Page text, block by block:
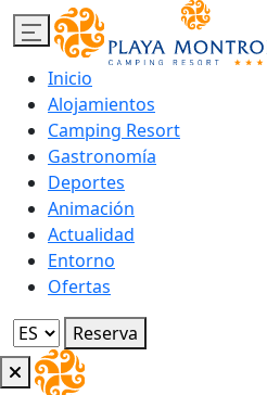
Inicio
Alojamientos
Camping Resort
Gastronomía
Deportes
Animación
Actualidad
Entorno
Ofertas
Reserva